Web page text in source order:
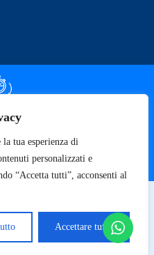
tua esperienza di
personalizzati e
“Accetta tutti”, acconsenti al
Accettare tutto
SLA
TECNICHE
| P.IVA 02137470643